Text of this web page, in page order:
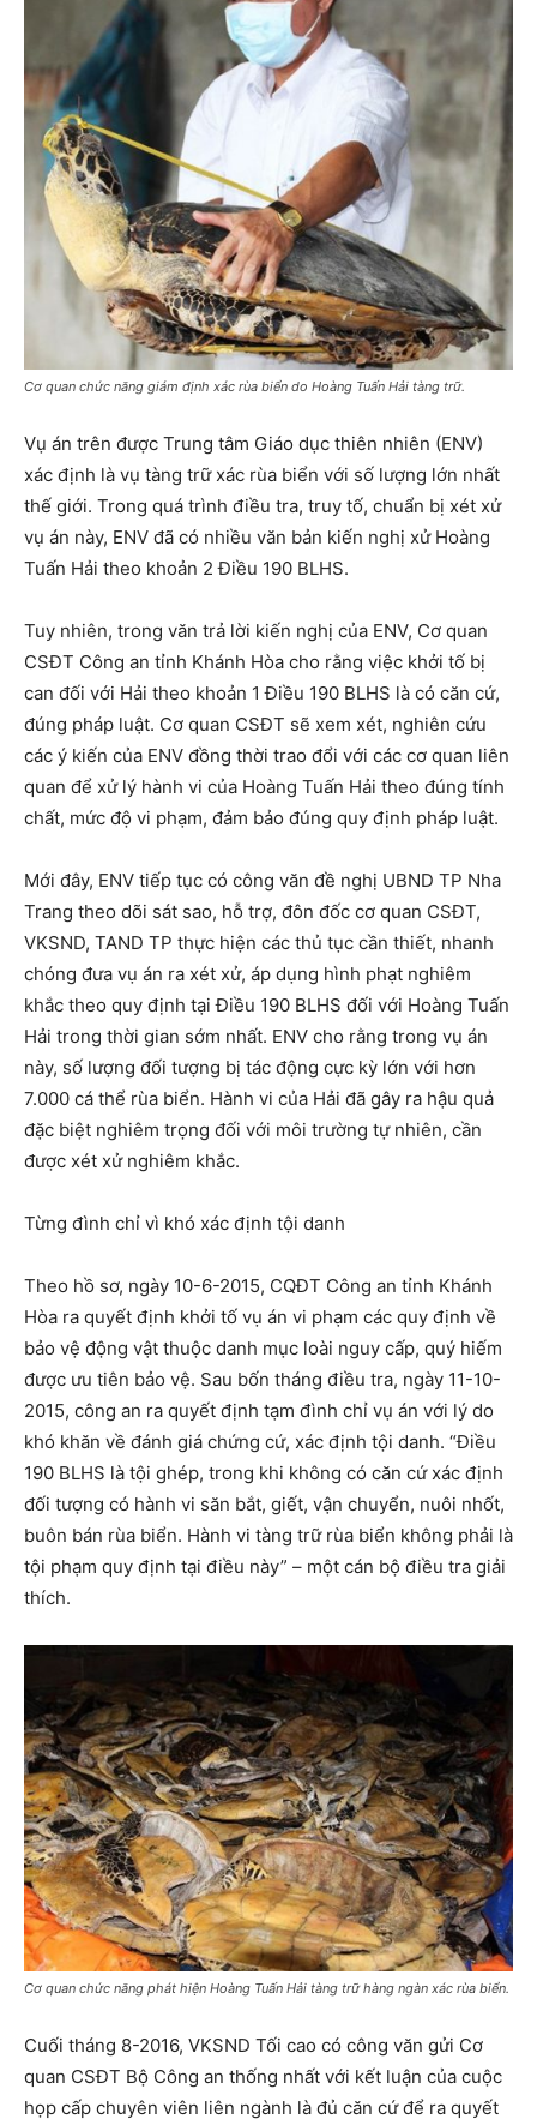
Cơ quan chức năng giám định xác rùa biển do Hoàng Tuấn Hải tàng trữ.
Vụ án trên được Trung tâm Giáo dục thiên nhiên (ENV)
xác định là vụ tàng trữ xác rùa biển với số lượng lớn nhất
thế giới. Trong quá trình điều tra, truy tố, chuẩn bị xét xử
vụ án này, ENV đã có nhiều văn bản kiến nghị xử Hoàng
Tuấn Hải theo khoản 2 Điều 190 BLHS.
Tuy nhiên, trong văn trả lời kiến nghị của ENV, Cơ quan
CSĐT Công an tỉnh Khánh Hòa cho rằng việc khởi tố bị
can đối với Hải theo khoản 1 Điều 190 BLHS là có căn cứ,
đúng pháp luật. Cơ quan CSĐT sẽ xem xét, nghiên cứu
các ý kiến của ENV đồng thời trao đổi với các cơ quan liên
quan để xử lý hành vi của Hoàng Tuấn Hải theo đúng tính
chất, mức độ vi phạm, đảm bảo đúng quy định pháp luật.
Mới đây, ENV tiếp tục có công văn đề nghị UBND TP Nha
Trang theo dõi sát sao, hỗ trợ, đôn đốc cơ quan CSĐT,
VKSND, TAND TP thực hiện các thủ tục cần thiết, nhanh
chóng đưa vụ án ra xét xử, áp dụng hình phạt nghiêm
khắc theo quy định tại Điều 190 BLHS đối với Hoàng Tuấn
Hải trong thời gian sớm nhất. ENV cho rằng trong vụ án
này, số lượng đối tượng bị tác động cực kỳ lớn với hơn
7.000 cá thể rùa biển. Hành vi của Hải đã gây ra hậu quả
đặc biệt nghiêm trọng đối với môi trường tự nhiên, cần
được xét xử nghiêm khắc.
Từng đình chỉ vì khó xác định tội danh
Theo hồ sơ, ngày 10-6-2015, CQĐT Công an tỉnh Khánh
Hòa ra quyết định khởi tố vụ án vi phạm các quy định về
bảo vệ động vật thuộc danh mục loài nguy cấp, quý hiếm
được ưu tiên bảo vệ. Sau bốn tháng điều tra, ngày 11-10-
2015, công an ra quyết định tạm đình chỉ vụ án với lý do
khó khăn về đánh giá chứng cứ, xác định tội danh. “Điều
190 BLHS là tội ghép, trong khi không có căn cứ xác định
đối tượng có hành vi săn bắt, giết, vận chuyển, nuôi nhốt,
buôn bán rùa biển. Hành vi tàng trữ rùa biển không phải là
tội phạm quy định tại điều này” – một cán bộ điều tra giải
thích.
Cơ quan chức năng phát hiện Hoàng Tuấn Hải tàng trữ hàng ngàn xác rùa biển.
Cuối tháng 8-2016, VKSND Tối cao có công văn gửi Cơ
quan CSĐT Bộ Công an thống nhất với kết luận của cuộc
họp cấp chuyên viên liên ngành là đủ căn cứ để ra quyết